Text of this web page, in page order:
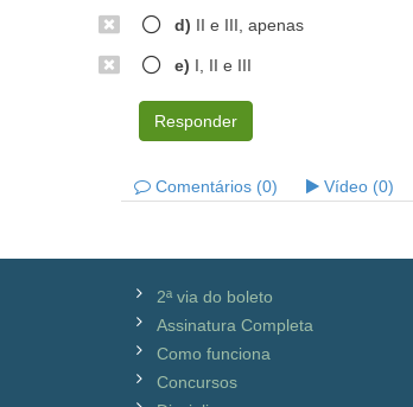
d) II e III, apenas
e) I, II e III
Responder
Comentários (0) Vídeo (0)
2ª via do boleto
Assinatura Completa
Como funciona
Concursos